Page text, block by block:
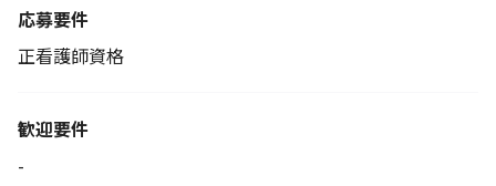
応募要件
正看護師資格
歓迎要件
-